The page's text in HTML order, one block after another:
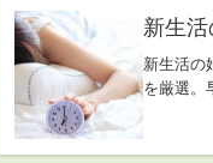
新生
新生活の
を厳選。